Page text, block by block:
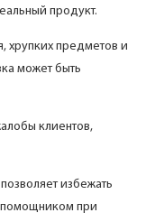
продукт.
хрупких предметов и
может быть
клиентов,
избежать
помощником при